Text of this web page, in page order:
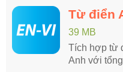
Từ điển
39 MB
Tích hợp từ
Anh với